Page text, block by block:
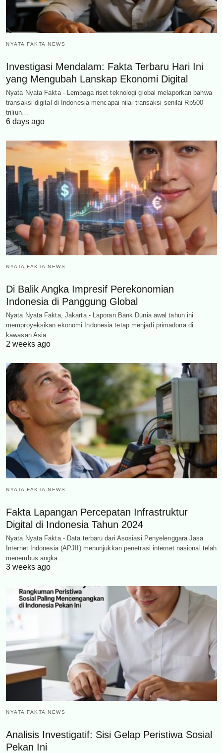
NYATA FAKTA NEWS
Investigasi Mendalam: Fakta Terbaru Hari Ini
yang Mengubah Lanskap Ekonomi Digital
Nyata Nyata Fakta - Lembaga riset teknologi global melaporkan bahwa
transaksi digital di Indonesia mencapai nilai transaksi senilai Rp500
triliun…
6 days ago
NYATA FAKTA NEWS
Di Balik Angka Impresif Perekonomian
Indonesia di Panggung Global
Nyata Nyata Fakta, Jakarta - Laporan Bank Dunia awal tahun ini
memproyeksikan ekonomi Indonesia tetap menjadi primadona di
kawasan Asia…
2 weeks ago
NYATA FAKTA NEWS
Fakta Lapangan Percepatan Infrastruktur
Digital di Indonesia Tahun 2024
Nyata Nyata Fakta - Data terbaru dari Asosiasi Penyelenggara Jasa
Internet Indonesia (APJII) menunjukkan penetrasi internet nasional telah
menembus angka…
3 weeks ago
NYATA FAKTA NEWS
Analisis Investigatif: Sisi Gelap Peristiwa Sosial
Pekan Ini